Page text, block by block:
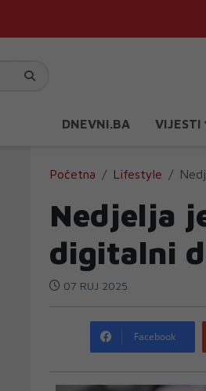
DNEVNI.BA VIJESTI
Početna Lifestyle
Nedjelja
digitalni
07 RUJ 2025
Facebook